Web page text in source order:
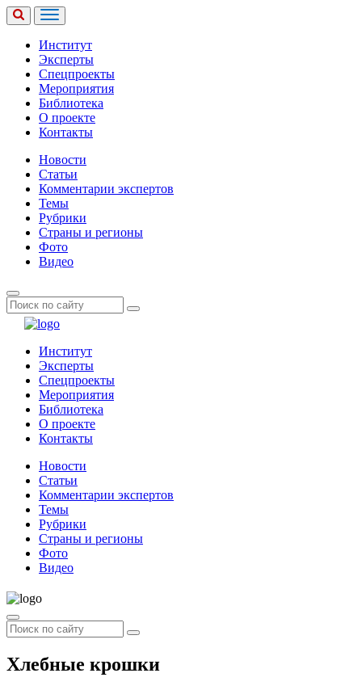
Институт
Эксперты
Спецпроекты
Мероприятия
Библиотека
О проекте
Контакты
Новости
Статьи
Комментарии экспертов
Темы
Рубрики
Страны и регионы
Фото
Видео
Институт
Эксперты
Спецпроекты
Мероприятия
Библиотека
О проекте
Контакты
Новости
Статьи
Комментарии экспертов
Темы
Рубрики
Страны и регионы
Фото
Видео
Хлебные крошки